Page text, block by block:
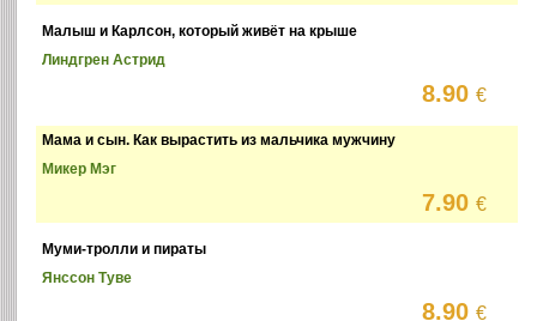
Малыш и Карлсон, который живёт на крыше
Линдгрен Астрид
8.90€
Мама и сын. Как вырастить из мальчика мужчину
Микер Мэг
7.90€
Муми-тролли и пираты
Янссон Туве
8.90€